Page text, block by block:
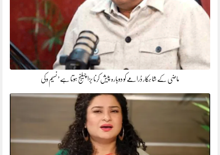
ماضی کے شاہکار ڈرامے کو دوبارہ پیش کرنا بڑا چیلنج ہوتا ہے’ نسیم وکی